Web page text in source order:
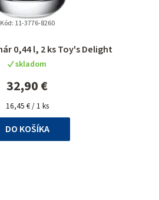
0,44 l, 2 ks Toy's Delight
skladom
32,90 €
Jednotková
cena:
16,45 € / 1 ks
DO KOŠÍKA
Kód: 11-3776-8260